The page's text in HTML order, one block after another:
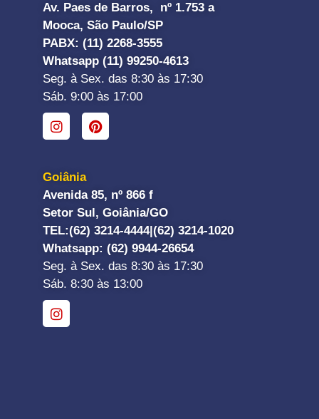
Av. Paes de Barros, nº 1.753 a
Mooca, São Paulo/SP
PABX: (11) 2268-3555
Whatsapp (11) 99250-4613
Seg. à Sex. das 8:30 às 17:30
Sáb. 9:00 às 17:00
Goiânia
Avenida 85, nº 866 f
Setor Sul, Goiânia/GO
TEL:(62) 3214-4444|(62) 3214-1020
Whatsapp: (62) 9944-26654
Seg. à Sex. das 8:30 às 17:30
Sáb. 8:30 às 13:00